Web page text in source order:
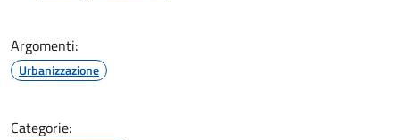
Argomenti:
Urbanizzazione
Categorie: